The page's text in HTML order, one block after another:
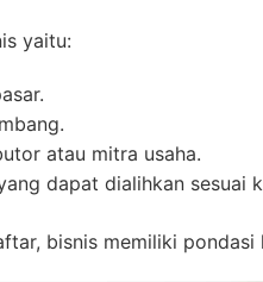
yaitu:
atau mitra usaha.
dapat dialihkan sesuai
bisnis memiliki